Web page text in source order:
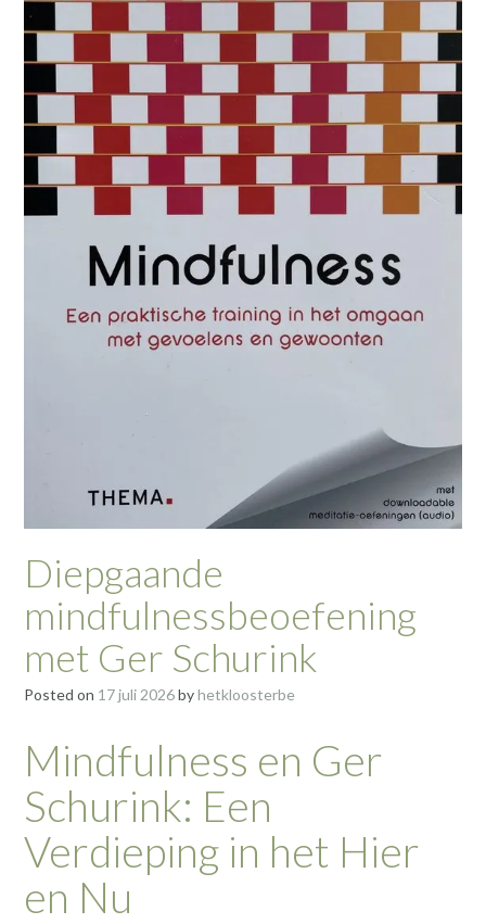
Diepgaande
mindfulnessbeoefening
met Ger Schurink
Posted on 17 juli 2026byhetkloosterbe
Mindfulness en Ger
Schurink: Een
Verdieping in het Hier
en Nu